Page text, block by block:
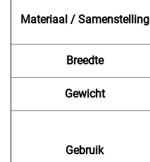
Materiaal / Samenstelling
Breedte
Gewicht
Gebruik